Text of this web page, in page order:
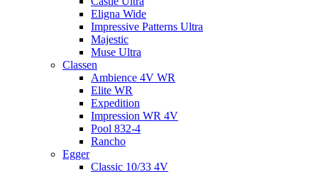
Eligna Wide
Impressive Patterns Ultra
Majestic
Muse Ultra
Classen
Ambience 4V WR
Elite WR
Expedition
Impression WR 4V
Pool 832-4
Rancho
Egger
Classic 10/33 4V